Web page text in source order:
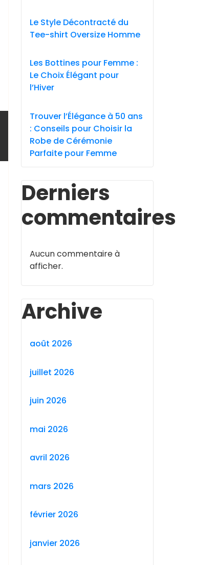
Le Style Décontracté du
Tee-shirt Oversize Homme
Les Bottines pour Femme :
Le Choix Élégant pour
l’Hiver
Trouver l’Élégance à 50 ans
: Conseils pour Choisir la
Robe de Cérémonie
Parfaite pour Femme
Derniers
commentaires
Aucun commentaire à
afficher.
Archive
août 2026
juillet 2026
juin 2026
mai 2026
avril 2026
mars 2026
février 2026
janvier 2026